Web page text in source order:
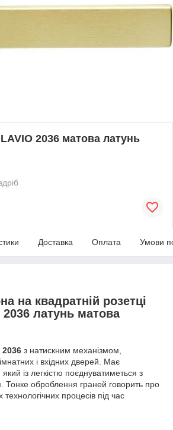
2036 матова латунь
Доставка Оплата Умови
на квадратній розетці
2036 латунь матова
2036 з натискним механізмом,
і вхідних дверей. Має
із легкістю поєднуватиметься з
Тонке оброблення граней говорить про
процесів під час